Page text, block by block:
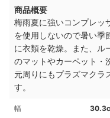
商品概要
梅雨夏に強いコンプレッ
を使用しないので暑い季
に衣類を乾燥。また、ル
のマットやカーペット・
元周りにもプラズマクラ
す。
幅